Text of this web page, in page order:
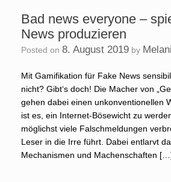
Bad news everyone –
News produzieren
Posted on 8. August 2019 by
Mit Gamifikation für Fake News
nicht? Gibt‘s doch! Die Macher von
gehen dabei einen unkonventionellen
ist es, ein Internet-Bösewicht zu
möglichst viele Falschmeldungen
Leser in die Irre führt. Dabei entlarvt
Mechanismen und Machenschaften